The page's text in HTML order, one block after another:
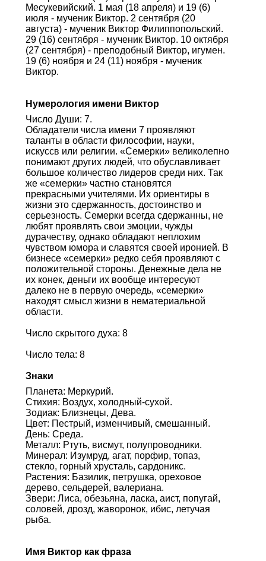
Месукевийский. 1 мая (18 апреля) и 19 (6)
июля - мученик Виктор. 2 сентября (20
августа) - мученик Виктор Филиппопольский.
29 (16) сентября - мученик Виктор. 10 октября
(27 сентября) - преподобный Виктор, игумен.
19 (6) ноября и 24 (11) ноября - мученик
Виктор.
Нумерология имени Виктор
Число Души: 7.
Обладатели числа имени 7 проявляют
таланты в области философии, науки,
искуссв или религии. «Семерки» великолепно
понимают других людей, что обуславливает
большое количество лидеров среди них. Так
же «семерки» частно становятся
прекрасными учителями. Их ориентиры в
жизни это сдержанность, достоинство и
серьезность. Семерки всегда сдержанны, не
любят проявлять свои эмоции, чужды
дурачеству, однако обладают неплохим
чувством юмора и славятся своей иронией. В
бизнесе «семерки» редко себя проявляют с
положительной стороны. Денежные дела не
их конек, деньги их вообще интересуют
далеко не в первую очередь, «семерки»
находят смысл жизни в нематериальной
области.
Число скрытого духа: 8
Число тела: 8
Знаки
Планета: Меркурий.
Стихия: Воздух, холодный-сухой.
Зодиак: Близнецы, Дева.
Цвет: Пестрый, изменчивый, смешанный.
День: Среда.
Металл: Ртуть, висмут, полупроводники.
Минерал: Изумруд, агат, порфир, топаз,
стекло, горный хрусталь, сардоникс.
Растения: Базилик, петрушка, ореховое
дерево, сельдерей, валериана.
Звери: Лиса, обезьяна, ласка, аист, попугай,
соловей, дрозд, жаворонок, ибис, летучая
рыба.
Имя Виктор как фраза